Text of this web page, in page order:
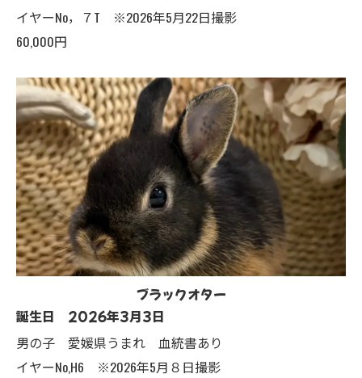
イヤーNo，７T ※2026年5月22日撮影
60,000円
ブラックオター
誕生日 2026年3月3日
男の子 愛媛県うまれ 血統書あり
イヤーNo,H6 ※2026年5月８日撮影